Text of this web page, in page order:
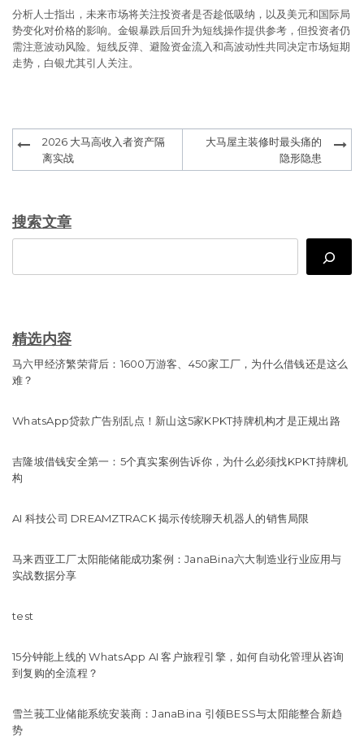
分析人士指出，未来市场将关注投资者是否趁低吸纳，以及美元和国际局
势变化对价格的影响。金银暴跌后回升为短线操作提供参考，但投资者仍
需注意波动风险。短线反弹、避险资金流入和高波动性共同决定市场短期
走势，白银尤其引人关注。
Post
navigation
2026 大马高收入者资产隔
离实战
大马屋主装修时最头痛的
隐形隐患
搜索文章
精选内容
马六甲经济繁荣背后：1600万游客、450家工厂，为什么借钱还是这么
难？
WhatsApp贷款广告别乱点！新山这5家KPKT持牌机构才是正规出路
吉隆坡借钱安全第一：5个真实案例告诉你，为什么必须找KPKT持牌机
构
AI 科技公司 DREAMZTRACK 揭示传统聊天机器人的销售局限
马来西亚工厂太阳能储能成功案例：JanaBina六大制造业行业应用与
实战数据分享
test
15分钟能上线的 WhatsApp AI 客户旅程引擎，如何自动化管理从咨询
到复购的全流程？
雪兰莪工业储能系统安装商：JanaBina 引领BESS与太阳能整合新趋
势